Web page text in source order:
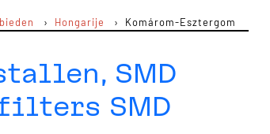
Hongarije Komárom-Esztergom
SMD
SMD